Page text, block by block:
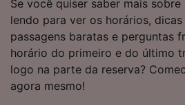
Se você quiser saber mais
lendo para ver os horários,
passagens baratas e perguntas
horário do primeiro e do último
logo na parte da reserva?
agora mesmo!